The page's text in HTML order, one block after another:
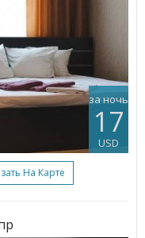
за ночь
17
USD
На Карте